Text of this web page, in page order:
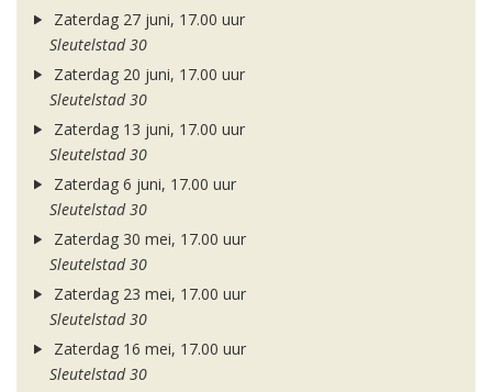
Zaterdag 27 juni, 17.00 uur
Sleutelstad 30
Zaterdag 20 juni, 17.00 uur
Sleutelstad 30
Zaterdag 13 juni, 17.00 uur
Sleutelstad 30
Zaterdag 6 juni, 17.00 uur
Sleutelstad 30
Zaterdag 30 mei, 17.00 uur
Sleutelstad 30
Zaterdag 23 mei, 17.00 uur
Sleutelstad 30
Zaterdag 16 mei, 17.00 uur
Sleutelstad 30